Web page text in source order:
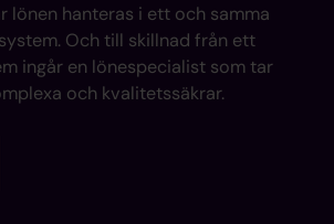
lönen hanteras i ett och samma
Och till skillnad från ett
ingår en lönespecialist som tar
och kvalitetssäkrar.